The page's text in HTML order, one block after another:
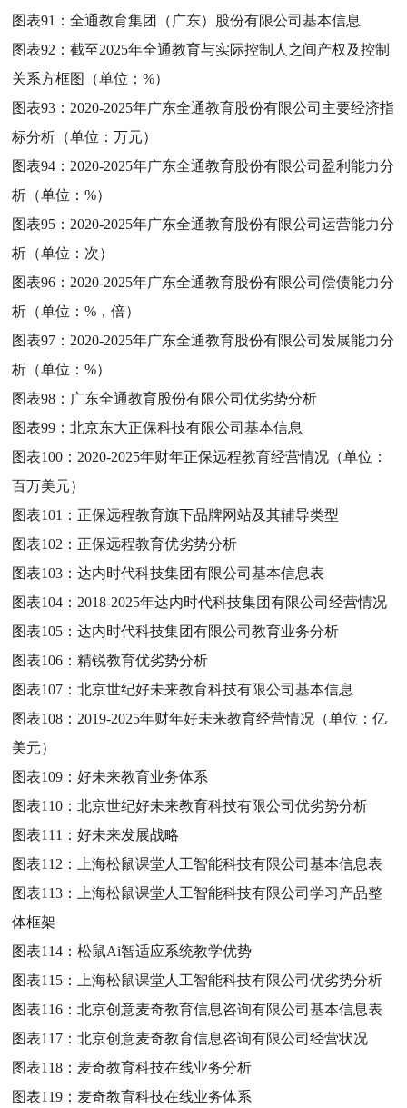
图表91：全通教育集团（广东）股份有限公司基本信息
图表92：截至2025年全通教育与实际控制人之间产权及控制
关系方框图（单位：%）
图表93： 2020-2025年广东全通教育股份有限公司主要经济指
标分析（单位：万元）
图表94： 2020-2025年广东全通教育股份有限公司盈利能力分
析（单位：%）
图表95： 2020-2025年广东全通教育股份有限公司运营能力分
析（单位：次）
图表96： 2020-2025年广东全通教育股份有限公司偿债能力分
析（单位：%，倍）
图表97： 2020-2025年广东全通教育股份有限公司发展能力分
析（单位：%）
图表98： 广东全通教育股份有限公司优劣势分析
图表99：北京东大正保科技有限公司基本信息
图表100： 2020-2025年财年正保远程教育经营情况（单位：
百万美元）
图表101： 正保远程教育旗下品牌网站及其辅导类型
图表102： 正保远程教育优劣势分析
图表103：达内时代科技集团有限公司基本信息表
图表104： 2018-2025年达内时代科技集团有限公司经营情况
图表105：达内时代科技集团有限公司教育业务分析
图表106：精锐教育优劣势分析
图表107：北京世纪好未来教育科技有限公司基本信息
图表108： 2019-2025年财年好未来教育经营情况（单位：亿
美元）
图表109：好未来教育业务体系
图表110：北京世纪好未来教育科技有限公司优劣势分析
图表111：好未来发展战略
图表112：
上海松鼠课堂人工智能科技有限公司基本信息表
图表113：
上海松鼠课堂人工智能科技有限公司学习产品整
体框架
图表114：松鼠Ai智适应系统教学优势
图表115：
上海松鼠课堂人工智能科技有限公司优劣势分析
图表116：北京创意麦奇教育信息咨询有限公司基本信息表
图表117：北京创意麦奇教育信息咨询有限公司经营状况
图表118： 麦奇教育科技在线业务分析
图表119： 麦奇教育科技在线业务体系